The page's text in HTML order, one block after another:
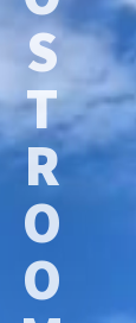
S
T
R
O
O